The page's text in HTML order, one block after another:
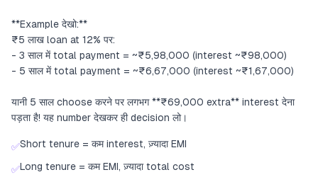
**Example देखो:**
₹5 लाख loan at 12% पर:
- 3 साल में total payment = ~₹5,98,000 (interest ~₹98,000)
- 5 साल में total payment = ~₹6,67,000 (interest ~₹1,67,000)
यानी 5 साल choose करने पर लगभग **₹69,000 extra** interest देना
पड़ता है! यह number देखकर ही decision लो।
✅Short tenure = कम interest, ज़्यादा EMI
✅Long tenure = कम EMI, ज़्यादा total cost